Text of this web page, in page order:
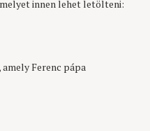
innen lehet letölteni:
Ferenc pápa